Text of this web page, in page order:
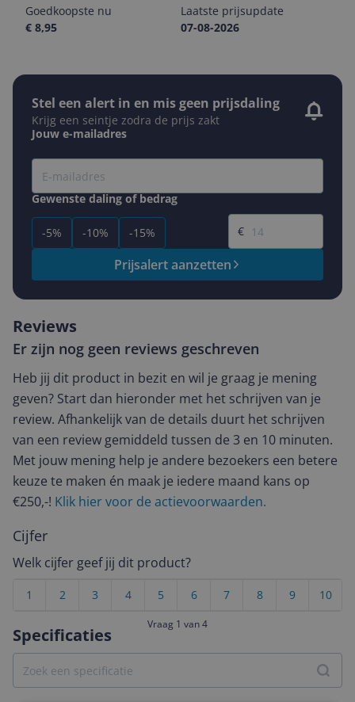
Goedkoopste nu
€ 8,95
Laatste prijsupdate
07-08-2026
Stel een alert in en mis geen prijsdaling
Krijg een seintje zodra de prijs zakt
Jouw e-mailadres
Gewenste daling of bedrag
-5% -10% -15%
Gewenste prijs
€
Prijsalert aanzetten
Specificaties
Reviews
Er zijn nog geen reviews geschreven
Heb jij dit product in bezit en wil je graag je mening
geven? Start dan hieronder met het schrijven van je
review. Afhankelijk van de details duurt het schrijven
van een review gemiddeld tussen de 3 en 10 minuten.
Met jouw mening help je andere bezoekers een betere
keuze te maken én maak je iedere maand kans op
€250,-! Klik hier voor de actievoorwaarden.
Cijfer
Welk cijfer geef jij dit product?
10
9
8
7
6
5
4
3
2
1
Vraag 1 van 4